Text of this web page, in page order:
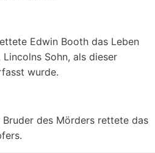
Edwin Booth das Leben
Lincolns Sohn, als dieser
wurde.
des Mörders rettete das